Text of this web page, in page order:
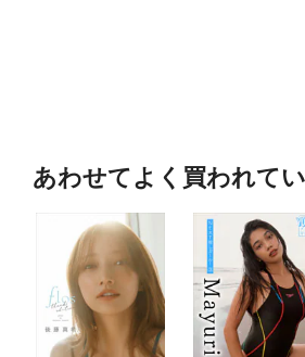
あわせてよく買われて